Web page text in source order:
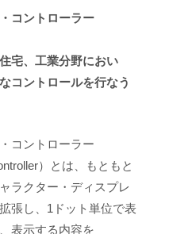
コントローラー
宅、工業分野におい
コントロールを行なう
コントローラー
）とは、もともと
ラクター・ディスプレ
張し、1ドット単位で表
表示する内容を